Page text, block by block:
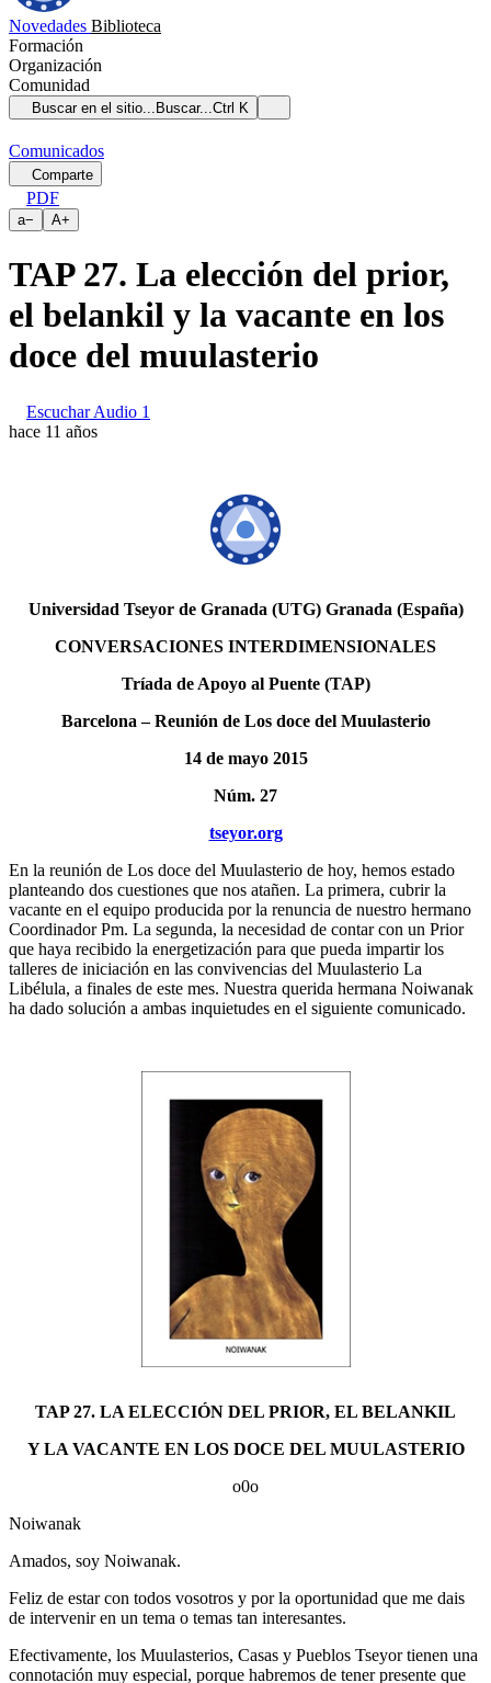
Novedades Biblioteca
Formación
Organización
Comunidad
Buscar en el sitio... Buscar...Ctrl K
Comunicados
Comparte
PDF
a− A+
TAP 27. La elección del prior,
el belankil y la vacante en los
doce del muulasterio
Escuchar Audio 1
hace 11 años
Universidad Tseyor de Granada (UTG) Granada (España)
CONVERSACIONES INTERDIMENSIONALES
Tríada de Apoyo al Puente (TAP)
Barcelona – Reunión de Los doce del Muulasterio
14 de mayo 2015
Núm. 27
tseyor.org
En la reunión de Los doce del Muulasterio de hoy, hemos estado
planteando dos cuestiones que nos atañen. La primera, cubrir la
vacante en el equipo producida por la renuncia de nuestro hermano
Coordinador Pm. La segunda, la necesidad de contar con un Prior
que haya recibido la energetización para que pueda impartir los
talleres de iniciación en las convivencias del Muulasterio La
Libélula, a finales de este mes. Nuestra querida hermana Noiwanak
ha dado solución a ambas inquietudes en el siguiente comunicado.
TAP 27. LA ELECCIÓN DEL PRIOR, EL BELANKIL
Y LA VACANTE EN LOS DOCE DEL MUULASTERIO
o0o
Noiwanak
Amados, soy Noiwanak.
Feliz de estar con todos vosotros y por la oportunidad que me dais
de intervenir en un tema o temas tan interesantes.
Efectivamente, los Muulasterios, Casas y Pueblos Tseyor tienen una
connotación muy especial, porque habremos de tener presente que